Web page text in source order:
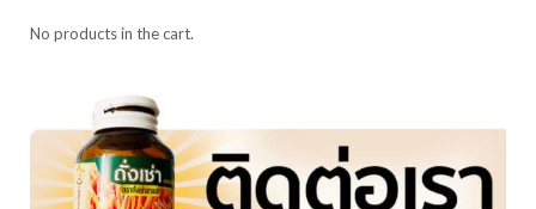
No products in the cart.